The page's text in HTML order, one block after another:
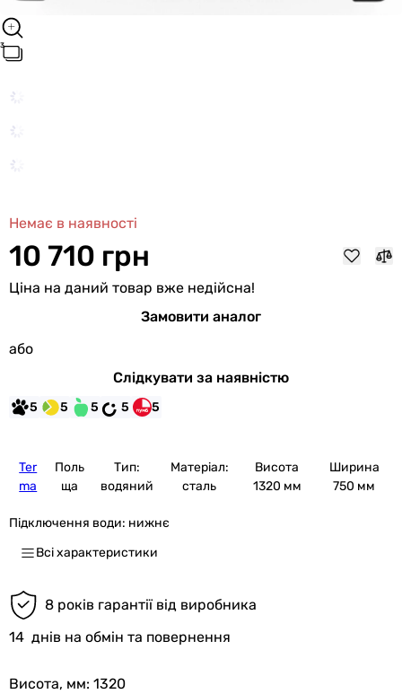
Немає в наявності
10 710 грн
Ціна на даний товар вже недійсна!
Замовити аналог
або
Слідкувати за наявністю
5 5 5 5 5
Ter
ma
Поль
ща
Тип:
водяний
Матеріал:
сталь
Висота
1320 мм
Ширина
750 мм
Підключення води: нижнє
Всі характеристики
8 років гарантії від виробника
14 днів на обмін та повернення
Висота, мм: 1320